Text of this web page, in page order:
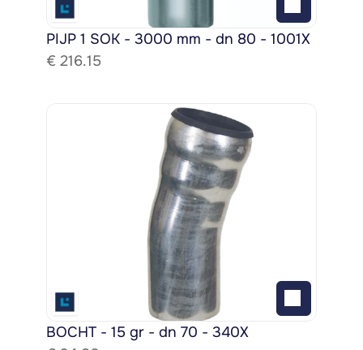
PIJP 1 SOK - 3000 mm - dn 80 - 1001X
€ 216.15
BOCHT - 15 gr - dn 70 - 340X